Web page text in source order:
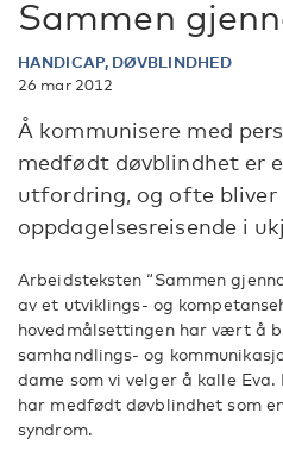
Sammen
HANDICAP, DØVBLINDHED
26 mar 2012
Å kommunisere med
medfødt døvblindhet er
utfordring, og ofte bliver
oppdagelsesreisende i
Arbeidsteksten “Sammen
av et utviklings- og
hovedmålsettingen har vært å
samhandlings- og
dame som vi velger å kalle
har medfødt døvblindhet som
syndrom.